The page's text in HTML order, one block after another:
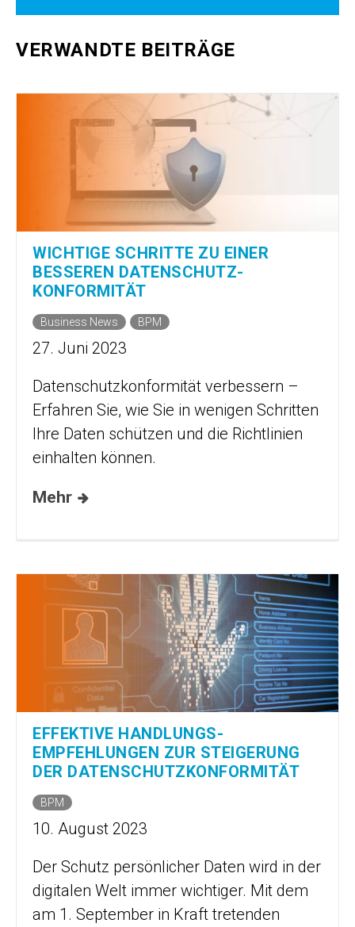
VERWANDTE BEITRÄGE
WICHTIGE SCHRITTE ZU EINER
BESSEREN DATENSCHUTZ­
KONFORMITÄT
Business News BPM
27. Juni 2023
Datenschutzkonformität verbessern –
Erfahren Sie, wie Sie in wenigen Schritten
Ihre Daten schützen und die Richtlinien
einhalten können.
Mehr
EFFEKTIVE HANDLUNGS­
EMPFEHLUNGEN ZUR STEIGERUNG
DER DATENSCHUTZ­KONFORMITÄT
BPM
10. August 2023
Der Schutz persönlicher Daten wird in der
digitalen Welt immer wichtiger. Mit dem
am 1. September in Kraft tretenden